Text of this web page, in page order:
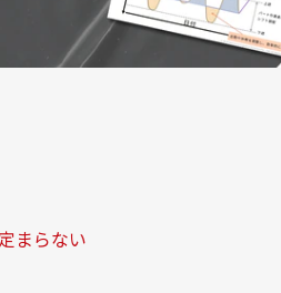
まらない